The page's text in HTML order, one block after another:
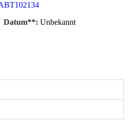
Datum**: Unbekannt